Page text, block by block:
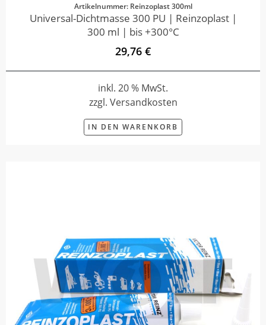
Artikelnummer: Reinzoplast 300ml
Universal-Dichtmasse 300 PU | Reinzoplast |
300 ml | bis +300°C
29,76 €
inkl. 20 % MwSt.
zzgl. Versandkosten
IN DEN WARENKORB